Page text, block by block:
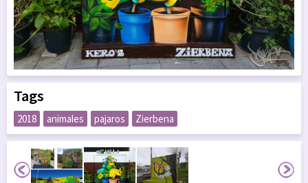
Tags
2018 animales pajaros Zierbena